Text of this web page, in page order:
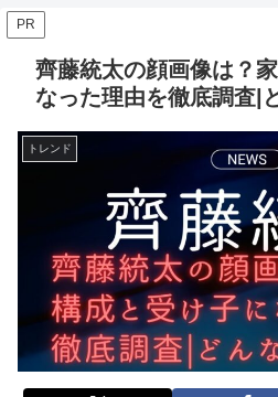
PR
齊藤統太の顔画像は？
なった理由を徹底調査|
トレンド